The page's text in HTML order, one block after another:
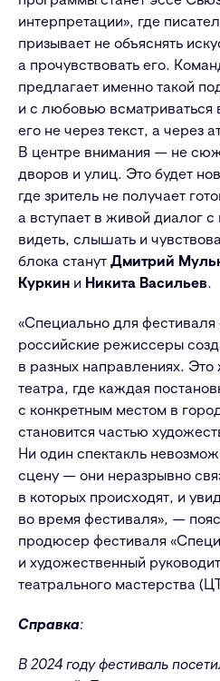
интерпретации», где
призывает не объяснять
а прочувствовать его.
предлагает именно такой
и с любовью всматриваться
его не через текст, а через
В центре внимания — не
дворов и улиц. Это будет
где зритель не получает
а вступает в живой диалог
видеть, слышать и
блока станут Дмитрий
Куркин и Никита Васильев.
«Специально для
российские режиссеры
в разных направлениях. Это
театра, где каждая
с конкретным местом в
становится частью
Ни один спектакль
сцену — они неразрывно
в которых происходят, и
во время фестиваля», —
продюсер фестиваля
и художественный
театрального мастерства
Справка:
В 2024 году фестиваль